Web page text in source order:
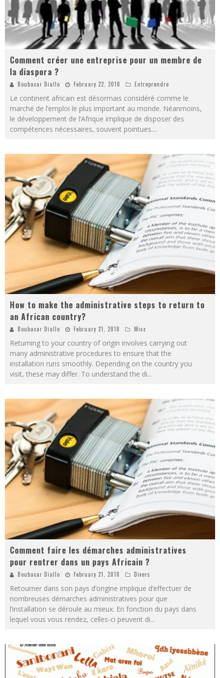
Comment créer une entreprise pour un membre de
la diaspora ?
Boubacar Diallo February 22, 2018 Entreprendre
Le continent africain est désormais considéré comme le
marché de l’emploi le plus important au monde. Néanmoins,
le développement de l’Afrique implique de disposer des
compétences nécessaires, souvent pointues....
How to make the administrative steps to return to
an African country?
Boubacar Diallo February 21, 2018 Misc
Returning to your country of origin involves carrying out
many administrative procedures to ensure that the
installation runs smoothly. Depending on the country you
visit, these may differ. To understand the di...
Comment faire les démarches administratives
pour rentrer dans un pays Africain ?
Boubacar Diallo February 21, 2018 Divers
Retourner dans son pays d’origine implique d’effectuer de
nombreuses démarches administratives pour que
l’installation se déroule au mieux. En fonction du pays dans
lequel vous vous rendez, celles-ci peuvent di...